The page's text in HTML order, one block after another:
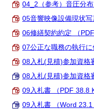
04_2（参考）音圧分
05音響映像設備現状写
06修繕契約約定 （
07公正な職務の執行に
08入札(見積)参加資格
08入札(見積)参加資格
09入札書 （PDF 38.8
09入札書 （Word 23.1